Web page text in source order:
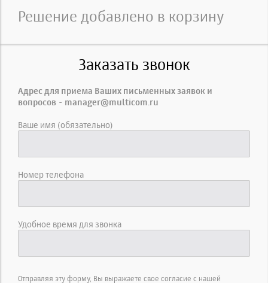
Решение добавлено в корзину
Заказать звонок
Адрес для приема Ваших письменных заявок и
вопросов - manager@multicom.ru
Ваше имя (обязательно)
Номер телефона
Удобное время для звонка
Отправляя эту форму, Вы выражаете свое согласие с нашей